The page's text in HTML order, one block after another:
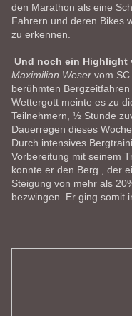
den Marathon als eine
Fahrern und deren Bikes
zu erkennen.
Und noch ein Highlight
Maximilian Weser vom
berühmten
Wettergott meinte es zu
Teilnehmern, ½ Stunde
Dauerregen dieses
Durch intensives
Vorbereitung mit seinem
konnte er den Berg , der
Steigung von mehr als
bezwingen. Er ging somit